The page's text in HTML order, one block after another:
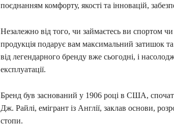
поєднанням комфорту, якості та інновацій,
Незалежно від того, чи займаєтесь ви спортом
продукція подарує вам максимальний затишок
від легендарного бренду вже сьогодні, і
експлуатації.
Бренд був заснований у 1906 році в США,
Дж. Райлі, емігрант із Англії, заклав основи,
стопи.